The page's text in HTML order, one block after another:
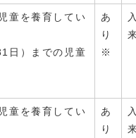
童を養育してい
日）までの児童
あ
り
※
童を養育してい
あ
り